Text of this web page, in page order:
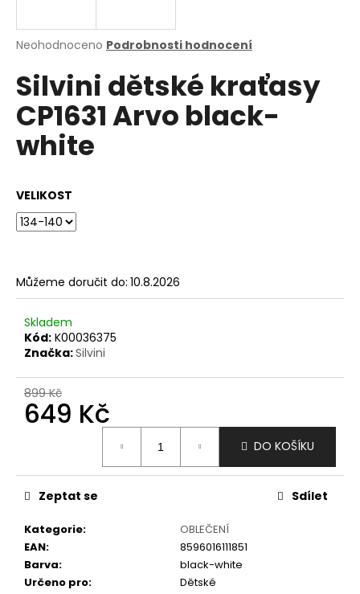
Průměrné
produktu
je
0,0
z
5
hvězdiček.
Neohodnoceno Podrobnosti hodnocení
Silvini dětské kraťasy
CP1631 Arvo black-
white
VELIKOST
Můžeme doručit do: 10.8.2026
Skladem
Kód: K00036375
Značka:Silvini
899 Kč
649 Kč
DO KOŠÍKU
Kategorie:
OBLEČENÍ
EAN:
8596016111851
Barva:
black-white
Určeno pro: Dětské
Zeptat se Sdílet
j
t
?
o
p
u
č
u